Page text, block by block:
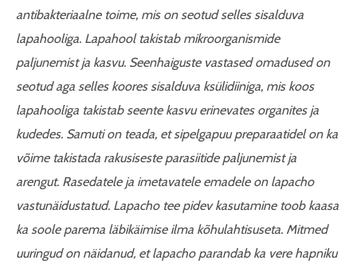
antibakteriaalne toime, mis on seotud selles sisalduva
lapahooliga. Lapahool takistab mikroorganismide
paljunemist ja kasvu. Seenhaiguste vastased omadused on
seotud aga selles koores sisalduva ksülidiiniga, mis koos
lapahooliga takistab seente kasvu erinevates organites ja
kudedes. Samuti on teada, et sipelgapuu preparaatidel on ka
võime takistada rakusiseste parasiitide paljunemist ja
arengut. Rasedatele ja imetavatele emadele on lapacho
vastunäidustatud. Lapacho tee pidev kasutamine toob kaasa
ka soole parema läbikäimise ilma kõhulahtisuseta. Mitmed
uuringud on näidanud, et lapacho parandab ka vere hapniku